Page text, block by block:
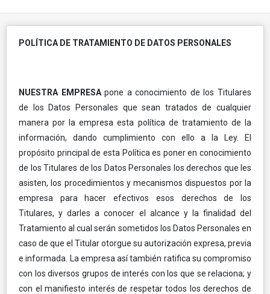
POLÍTICA DE TRATAMIENTO DE DATOS PERSONALES
NUESTRA EMPRESApone a conocimiento de los Titulares
de los Datos Personales que sean tratados de cualquier
manera por la empresa esta política de tratamiento de la
información, dando cumplimiento con ello a la Ley. El
propósito principal de esta Política es poner en conocimiento
de los Titulares de los Datos Personales los derechos que les
asisten, los procedimientos y mecanismos dispuestos por la
empresa para hacer efectivos esos derechos de los
Titulares, y darles a conocer el alcance y la finalidad del
Tratamiento al cual serán sometidos los Datos Personales en
caso de que el Titular otorgue su autorización expresa, previa
e informada. La empresa así también ratifica su compromiso
con los diversos grupos de interés con los que se relaciona; y
con el manifiesto interés de respetar todos los derechos de